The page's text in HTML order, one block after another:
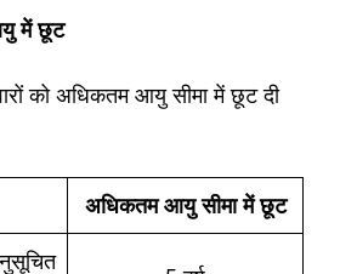
में छूट
को अधिकतम आयु सीमा में छूट दी
अधिकतम आयु सीमा में छूट